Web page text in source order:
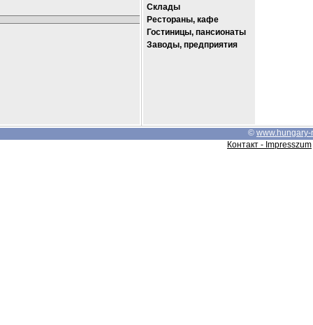
Склады
Рестораны, кафе
Гостиницы, пансионаты
Заводы, предприятия
© www.hungary-
Контакт - Impresszum